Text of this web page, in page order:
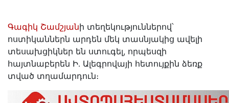
Գագիկ Շամշյանի տեղեկություններով՝
ոստիկաններն արդեն մեկ տասնյակից ավելի
տեսախցիկներ են ստուգել, որպեսզի
հայտնաբերեն Ի․ Ալեգրովայի հետույքին ձեռք
տված տղամարդուն։